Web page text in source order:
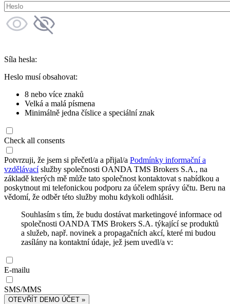
Síla hesla:
Heslo musí obsahovat:
8 nebo více znaků
Velká a malá písmena
Minimálně jedna číslice a speciální znak
Check all consents
Potvrzuji, že jsem si přečetl/a a přijal/a Podmínky informační a
vzdělávacíslužby společnosti OANDA TMS Brokers S.A., na
základě kterých mě může tato společnost kontaktovat s nabídkou a
poskytnout mi telefonickou podporu za účelem správy účtu. Beru na
vědomí, že odběr této služby mohu kdykoli odhlásit.
Souhlasím s tím, že budu dostávat marketingové informace od
společnosti OANDA TMS Brokers S.A. týkající se produktů
a služeb, např. novinek a propagačních akcí, které mi budou
zasílány na kontaktní údaje, jež jsem uvedl/a v:
E-mailu
SMS/MMS
OTEVŘÍT DEMO ÚČET »